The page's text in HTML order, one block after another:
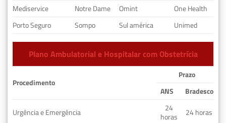
Mediservice
Notre Dame Omint
One Health
Porto Seguro
Sompo Sul américa Unimed
Plano Ambulatorial e Hospitalar com Obstetrícia
Procedimento
Prazo
ANS
Bradesco
Urgência e Emergência
24
horas
24 horas